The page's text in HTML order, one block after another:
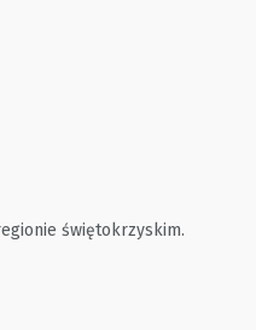
świętokrzyskim.